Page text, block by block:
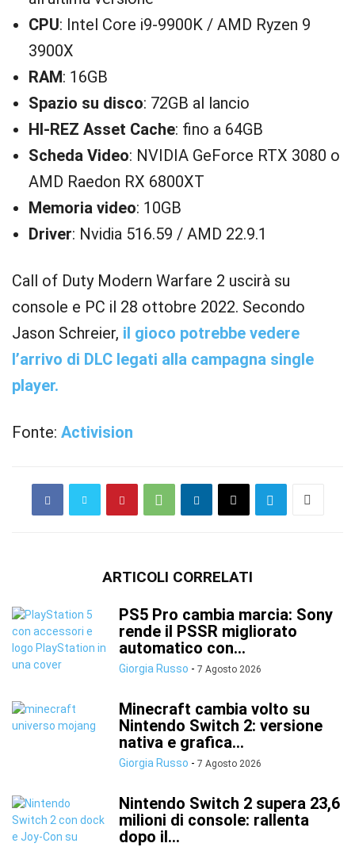
CPU: Intel Core i9-9900K / AMD Ryzen 9
3900X
RAM: 16GB
Spazio su disco: 72GB al lancio
HI-REZ Asset Cache: fino a 64GB
Scheda Video: NVIDIA GeForce RTX 3080 o
AMD Raedon RX 6800XT
Memoria video: 10GB
Driver: Nvidia 516.59 / AMD 22.9.1
Call of Duty Modern Warfare 2 uscirà su
console e PC il 28 ottobre 2022. Secondo
Jason Schreier, il gioco potrebbe vedere
l’arrivo di DLC legati alla campagna single
player.
Fonte: Activision
ARTICOLI CORRELATI
PS5 Pro cambia marcia: Sony
rende il PSSR migliorato
automatico con...
Giorgia Russo - 7 Agosto 2026
Minecraft cambia volto su
Nintendo Switch 2: versione
nativa e grafica...
Giorgia Russo - 7 Agosto 2026
Nintendo Switch 2 supera 23,6
milioni di console: rallenta
dopo il...